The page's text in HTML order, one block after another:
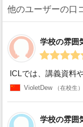
他のユーザーの口
学校の雰囲
VioletDew 在校生
学校の雰囲